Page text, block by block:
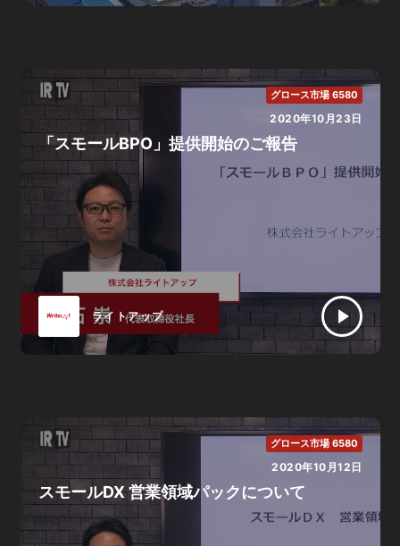
グロース市場 6580
2020年10月23日
ライトアップ
「スモールBPO」提供開始のご報告
グロース市場 6580
2020年10月12日
スモールDX 営業領域パックについて